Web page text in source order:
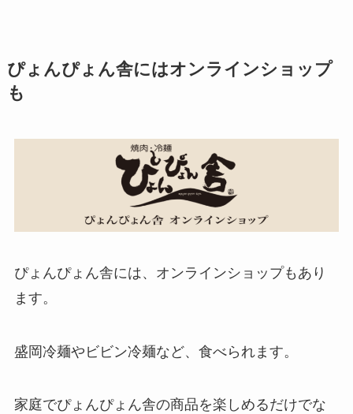
ぴょんぴょん舎にはオンラインショップ
も
ぴょんぴょん舎には、オンラインショップもあり
ます。
盛岡冷麺やビビン冷麺など、食べられます。
家庭でぴょんぴょん舎の商品を楽しめるだけでな